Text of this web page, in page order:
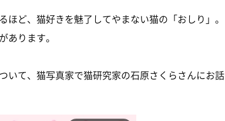
ほど、猫好きを魅了してやまない猫の「おしり」。
あります。
いて、猫写真家で猫研究家の石原さくらさんにお話